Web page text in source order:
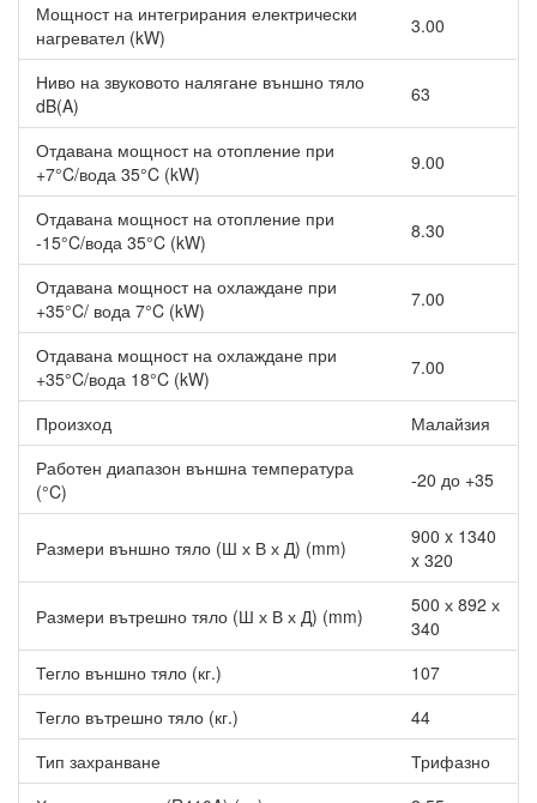
Мощност на интегрирания електрически
нагревател (kW)
3.00
Ниво на звуковото налягане външно тяло
dB(A)
63
Отдавана мощност на отопление при
+7°C/вода 35°C (kW)
9.00
Отдавана мощност на отопление при
-15°C/вода 35°C (kW)
8.30
Отдавана мощност на охлаждане при
+35°C/ вода 7°C (kW)
7.00
Отдавана мощност на охлаждане при
+35°C/вода 18°C (kW)
7.00
Произход
Малайзия
Работен диапазон външна температура
(°C)
-20 до +35
Размери външно тяло (Ш х В х Д) (mm)
900 x 1340
x 320
Размери вътрешно тяло (Ш х В х Д) (mm)
500 х 892 х
340
Тегло външно тяло (кг.)
107
Тегло вътрешно тяло (кг.)
44
Тип захранване
Трифазно